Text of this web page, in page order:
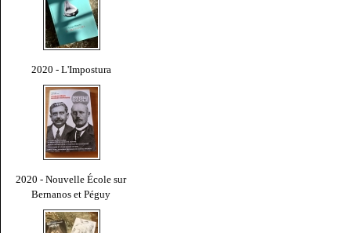
2020 - L'Impostura
2020 - Nouvelle École sur
Bernanos et Péguy